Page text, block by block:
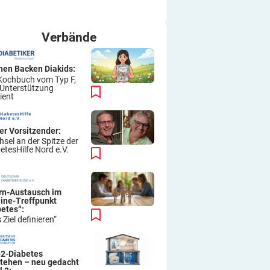
Verbände
Backen Diakids:
vom Typ F,
Vorsitzender:
an der Spitze der
Nord e.V.
Austausch im
Treffpunkt
Ziel definieren“
Diabetes
– neu gedacht